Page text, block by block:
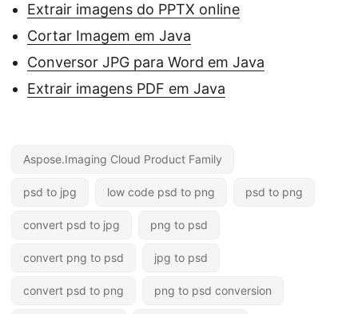
Extrair imagens do PPTX online
Cortar Imagem em Java
Conversor JPG para Word em Java
Extrair imagens PDF em Java
Aspose.Imaging Cloud Product Family
psd to jpg low code psd to png psd to png
convert psd to jpg png to psd
convert png to psd jpg to psd
convert psd to png png to psd conversion